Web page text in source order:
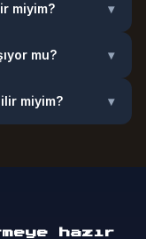
miyim? ▾
mu? ▾
miyim? ▾
hazır